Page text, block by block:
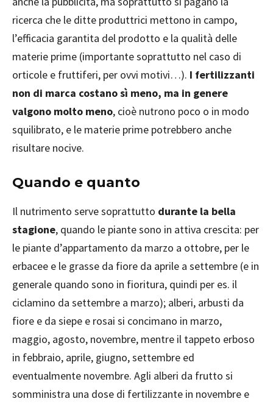
ricerca che le ditte produttrici mettono in campo,
l’efficacia garantita del prodotto e la qualità delle
materie prime (importante soprattutto nel caso di
orticole e fruttiferi, per ovvi motivi…). I fertilizzanti
non di marca costano sì meno, ma in genere
valgono molto meno, cioè nutrono poco o in modo
squilibrato, e le materie prime potrebbero anche
risultare nocive.
Quando e quanto
Il nutrimento serve soprattutto durante la bella
stagione, quando le piante sono in attiva crescita: per
le piante d’appartamento da marzo a ottobre, per le
erbacee e le grasse da fiore da aprile a settembre (e in
generale quando sono in fioritura, quindi per es. il
ciclamino da settembre a marzo); alberi, arbusti da
fiore e da siepe e rosai si concimano in marzo,
maggio, agosto, novembre, mentre il tappeto erboso
in febbraio, aprile, giugno, settembre ed
eventualmente novembre. Agli alberi da frutto si
somministra una dose di fertilizzante in novembre e